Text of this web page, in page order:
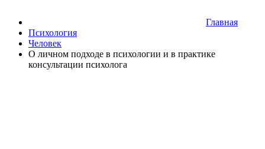
Главная
Психология
Человек
О личном подходе в психологии и в практике
консультации психолога